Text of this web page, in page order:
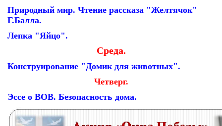
Природный мир. Чтение рассказа "Желтячок"
Г.Балла.
Лепка "Яйцо".
Среда.
Конструирование "Домик для животных".
Четверг.
Эссе о ВОВ. Безопасность дома.